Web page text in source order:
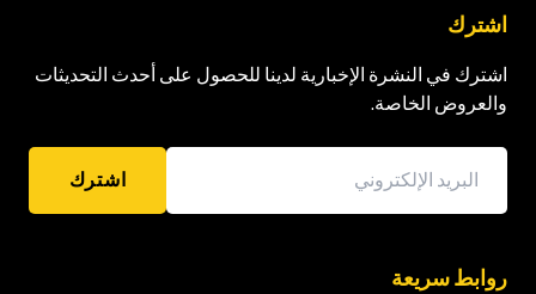
اشترك
اشترك في النشرة الإخبارية لدينا للحصول على أحدث التحديثات
والعروض الخاصة.
اشترك
روابط سريعة